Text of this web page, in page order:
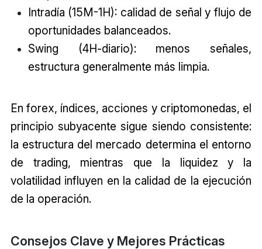
Intradía (15M-1H): calidad de señal y flujo de
oportunidades balanceados.
Swing (4H-diario): menos señales,
estructura generalmente más limpia.
En forex, índices, acciones y criptomonedas, el
principio subyacente sigue siendo consistente:
la estructura del mercado determina el entorno
de trading, mientras que la liquidez y la
volatilidad influyen en la calidad de la ejecución
de la operación.
Consejos Clave y Mejores Prácticas